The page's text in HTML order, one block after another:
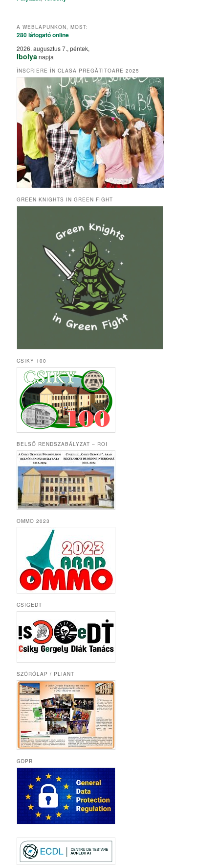
A WEBLAPUNKON, MOST:
280 látogatóonline
2026. augusztus 7., péntek,
Ibolyanapja
ÎNSCRIERE ÎN CLASA PREGĂTITOARE 2025
GREEN KNIGHTS IN GREEN FIGHT
CSIKY 100
BELSŐ RENDSZABÁLYZAT – ROI
OMMO 2023
CSIGEDT
SZÓRÓLAP / PLIANT
GDPR